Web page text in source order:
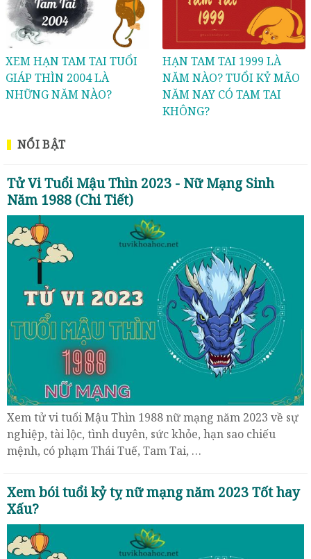
XEM HẠN TAM TAI TUỔI
GIÁP THÌN 2004 LÀ
NHỮNG NĂM NÀO?
HẠN TAM TAI 1999 LÀ
NĂM NÀO? TUỔI KỶ MÃO
NĂM NAY CÓ TAM TAI
KHÔNG?
NỔI BẬT
Tử Vi Tuổi Mậu Thìn 2023 - Nữ Mạng Sinh
Năm 1988 (Chi Tiết)
Xem tử vi tuổi Mậu Thìn 1988 nữ mạng năm 2023 về sự
nghiệp, tài lộc, tình duyên, sức khỏe, hạn sao chiếu
mệnh, có phạm Thái Tuế, Tam Tai, …
Xem bói tuổi kỷ tỵ nữ mạng năm 2023 Tốt hay
Xấu?